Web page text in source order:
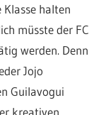
Klasse halten
müsste der FC
werden. Denn
Jojo
Guilavogui
kreativen